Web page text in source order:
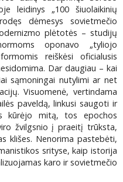
leidinys „100 šiuolaikinių
dėmesys sovietmečio
plėtotės – studijų
oponavo „tyliojo
reiškėsi oficialusis
Dar daugiau – kai
sąmoningai nutylimi ar net
Visuomenė, vertindama
paveldą, linkusi saugoti ir
kūrėjo mitą, tos epochos
žvilgsnio į praeitį trūksta,
klišes. Nenorima pastebėti,
srityse, kaip istorija
karo ir sovietmečio